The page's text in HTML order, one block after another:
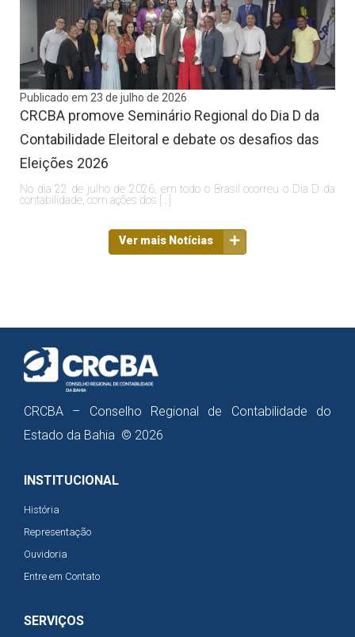
Publicado em 23 de julho de 2026
CRCBA promove Seminário Regional do Dia D da
Contabilidade Eleitoral e debate os desafios das
Eleições 2026
No dia 22 de julho de 2026, em todo o Brasil ocorreu o Dia D da
contabilidade, com ações dos […]
Ver mais Notícias
CRCBA – Conselho Regional de Contabilidade do
Estado da Bahia © 2026
INSTITUCIONAL
História
Representação
Ouvidoria
Entre em Contato
SERVIÇOS